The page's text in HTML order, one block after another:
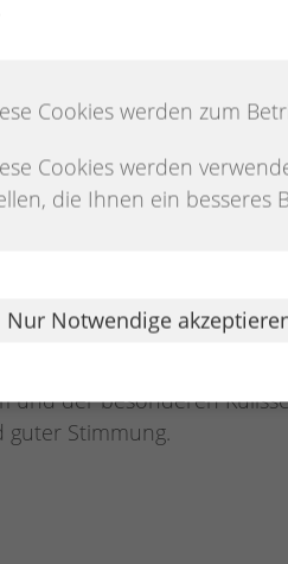
unplugged mit
Musik und Songs aus dem
Flaming Moe mit
alle Veranstaltungen
gebeten.
sind aufgrund des
das VR-Ticketportal
Marcus
und der besonderen
guter Stimmung.
Cookies werden zum
Cookies werden
die Ihnen ein besseres
Nur Notwendige